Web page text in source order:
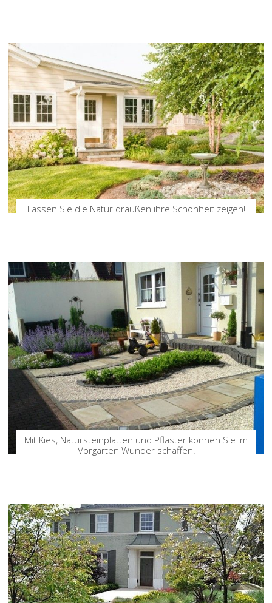
Lassen Sie die Natur draußen ihre Schönheit zeigen!
Mit Kies, Natursteinplatten und Pflaster können Sie im
Vorgarten Wunder schaffen!